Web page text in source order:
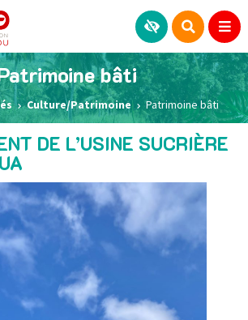
bâti
Culture/Patrimoine Patrimoine bâti
DE L’USINE SUCRIÈRE